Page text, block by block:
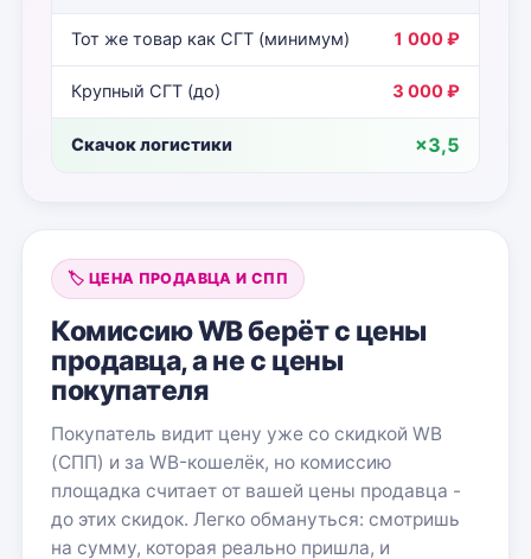
Тот же товар как СГТ (минимум) 1 000 ₽
Крупный СГТ (до) 3 000 ₽
Скачок логистики ×3,5
🏷️ ЦЕНА ПРОДАВЦА И СПП
Комиссию WB берёт с цены
продавца, а не с цены
покупателя
Покупатель видит цену уже со скидкой WB
(СПП) и за WB-кошелёк, но комиссию
площадка считает от вашей цены продавца -
до этих скидок. Легко обмануться: смотришь
на сумму, которая реально пришла, и